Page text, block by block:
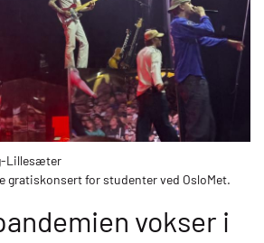
Lillesæter
gratiskonsert for studenter ved OsloMet.
vokser i